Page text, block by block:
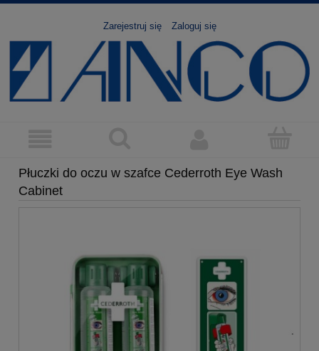
Zarejestruj się Zaloguj się
Płuczki do oczu w szafce Cederroth Eye Wash
Cabinet